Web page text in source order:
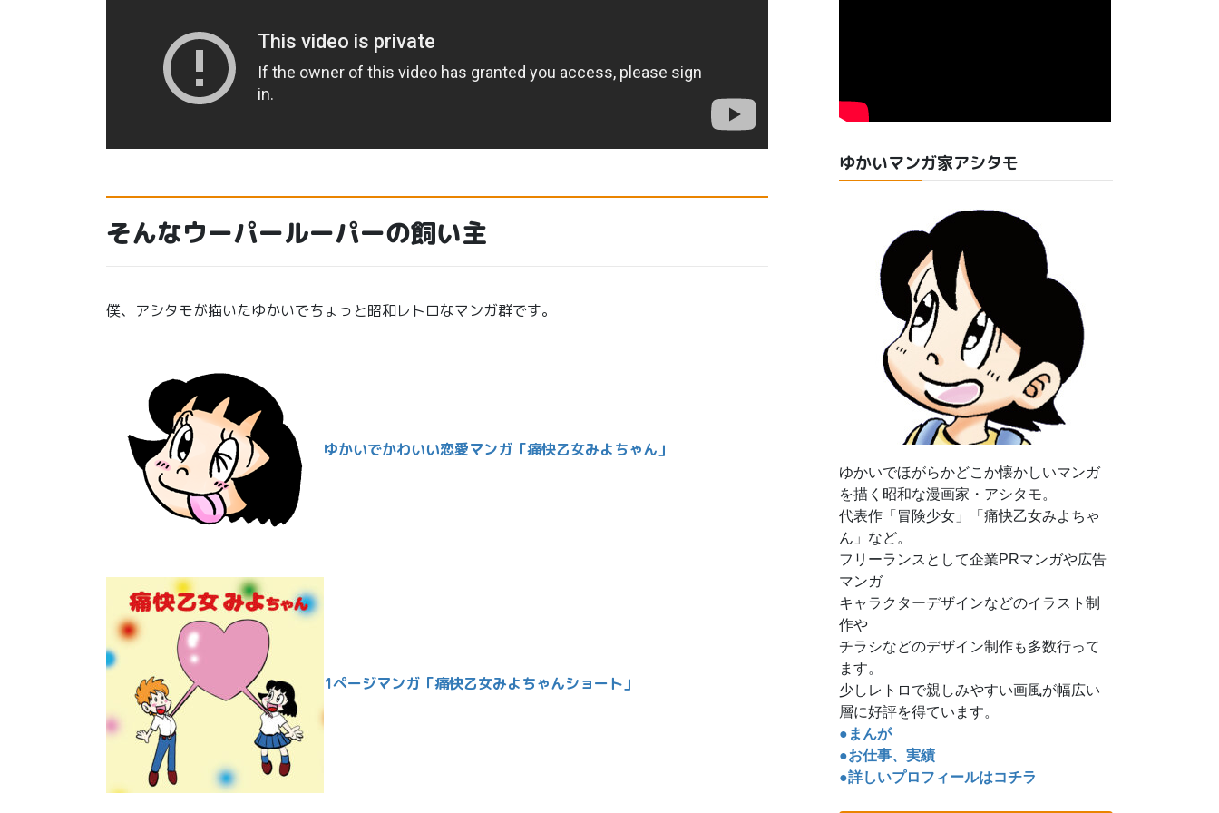
そんなウーパールーパーの飼い主
僕、アシタモが描いたゆかいでちょっと昭和レトロなマンガ群です。
ゆかいでかわいい恋愛マンガ「痛快乙女みよちゃん」
1ページマンガ「痛快乙女みよちゃんショート」
ゆかいマンガ家アシタモ
ゆかいでほがらかどこか懐かしいマンガ
を描く昭和な漫画家・アシタモ。
代表作「冒険少女」「痛快乙女みよちゃ
ん」など。
フリーランスとして企業PRマンガや広告
マンガ
キャラクターデザインなどのイラスト制
作や
チラシなどのデザイン制作も多数行って
ます。
少しレトロで親しみやすい画風が幅広い
層に好評を得ています。
●まんが
●お仕事、実績
●詳しいプロフィールはコチラ